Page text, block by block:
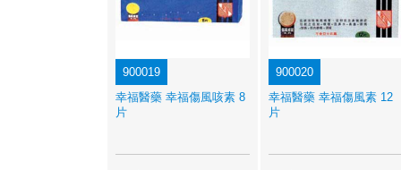
900019
幸福醫藥 幸福傷風咳素 8
片
900020
幸福醫藥 幸福傷風素 12
片